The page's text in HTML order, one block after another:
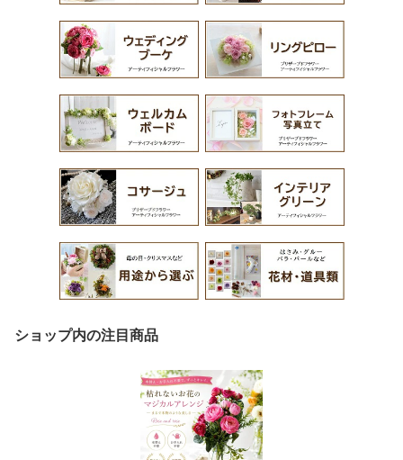
ショップ内の注目商品